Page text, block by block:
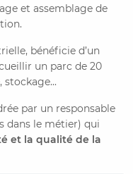
et assemblage de
bénéficie d’un
un parc de 20
stockage...
par un responsable
dans le métier) qui
et la qualité de la